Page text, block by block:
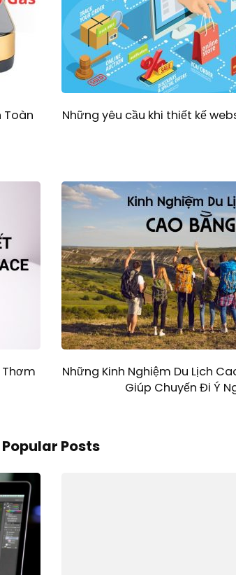
Toàn
Những yêu cầu khi thiết kế
Thơm
Những Kinh Nghiệm Du Lịch
Giúp Chuyến Đi Ý
Popular Posts